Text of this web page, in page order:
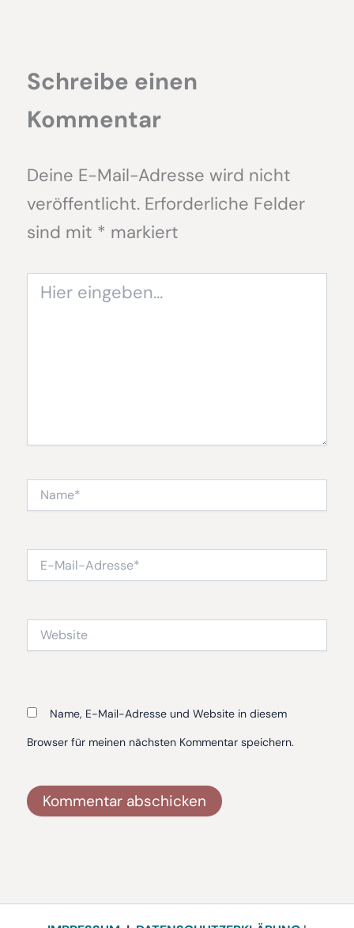
Schreibe einen
Kommentar
Deine E-Mail-Adresse wird nicht
veröffentlicht. Erforderliche Felder
sind mit * markiert
eingeben…
Mail-
Website
Name, E-Mail-Adresse und Website in diesem
Browser für meinen nächsten Kommentar speichern.